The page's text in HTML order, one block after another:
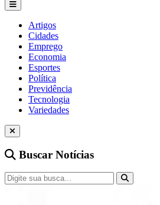
Artigos
Cidades
Emprego
Economia
Esportes
Política
Previdência
Tecnologia
Variedades
Buscar Notícias